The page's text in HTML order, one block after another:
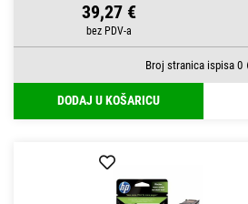
39,27 €
Broj stranica ispisa 0
DODAJ U KOŠARICU